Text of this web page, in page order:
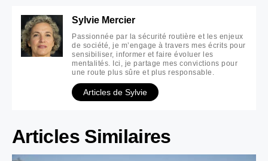
Sylvie Mercier
Passionnée par la sécurité routière et les enjeux
de société, je m’engage à travers mes écrits pour
sensibiliser, informer et faire évoluer les
mentalités. Ici, je partage mes convictions pour
une route plus sûre et plus responsable.
Articles de Sylvie
Articles Similaires